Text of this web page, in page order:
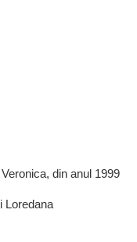
din anul 1999
Loredana